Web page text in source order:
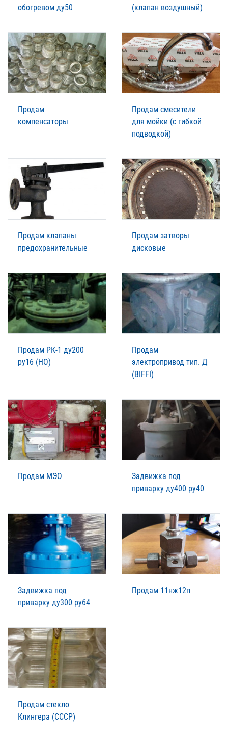
обогревом ду50
(клапан воздушный)
Продам
компенсаторы
Продам смесители
для мойки (с гибкой
подводкой)
Продам клапаны
предохранительные
Продам затворы
дисковые
Продам РК-1 ду200
ру16 (НО)
Продам
электропривод тип. Д
(BIFFI)
Продам МЭО
Задвижка под
приварку ду400 ру40
Задвижка под
приварку ду300 ру64
Продам 11нж12п
Продам стекло
Клингера (СССР)